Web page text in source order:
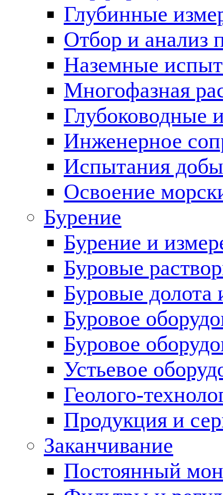
Глубинные
Отбор и анализ
Наземные
Многофазная
Глубоководные
Инженерное
Испытания
Освоение
Бурение
Бурение и
Буровые
Буровые долота
Буровое
Буровое
Устьевое
Геолого-
Продукция и
Заканчивание
Постоянный